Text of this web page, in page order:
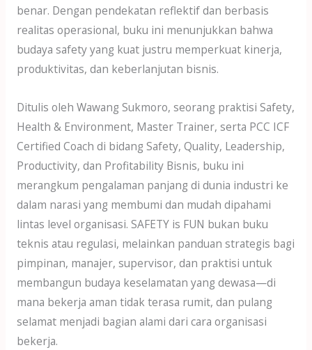
benar. Dengan pendekatan reflektif dan berbasis
realitas operasional, buku ini menunjukkan bahwa
budaya safety yang kuat justru memperkuat kinerja,
produktivitas, dan keberlanjutan bisnis.
Ditulis oleh Wawang Sukmoro, seorang praktisi Safety,
Health & Environment, Master Trainer, serta PCC ICF
Certified Coach di bidang Safety, Quality, Leadership,
Productivity, dan Profitability Bisnis, buku ini
merangkum pengalaman panjang di dunia industri ke
dalam narasi yang membumi dan mudah dipahami
lintas level organisasi. SAFETY is FUN bukan buku
teknis atau regulasi, melainkan panduan strategis bagi
pimpinan, manajer, supervisor, dan praktisi untuk
membangun budaya keselamatan yang dewasa—di
mana bekerja aman tidak terasa rumit, dan pulang
selamat menjadi bagian alami dari cara organisasi
bekerja.